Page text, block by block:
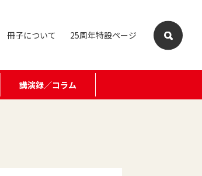
冊子について 25周年特設ページ
講演録／コラム